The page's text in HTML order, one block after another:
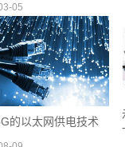
05
的以太网供电技术